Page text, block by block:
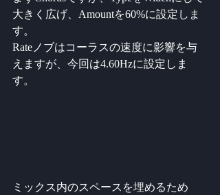
大きく広げ、Amountを60%に設定しま
す。
Rateノブはコーラスの速度に影響を与
えますが、今回は4.60Hzに設定しま
す。
ミックス内のスペースを埋めるため